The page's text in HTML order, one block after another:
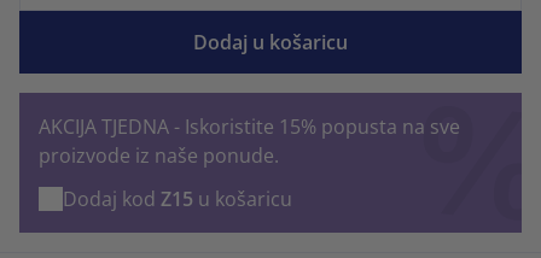
Dodaj u košaricu
AKCIJA TJEDNA - Iskoristite 15% popusta na sve
proizvode iz naše ponude.
Dodaj kod Z15 u košaricu